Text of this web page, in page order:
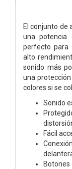
El conjunto de
una potencia
perfecto para
alto
sonido más
una
colores si se
Sonido
Fácil
Botones